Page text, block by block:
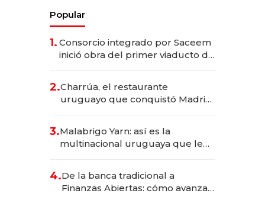
Popular
1. Consorcio integrado por Saceem
inició obra del primer viaducto de
millones
2.Charrúa, el restaurante
uruguayo que conquistó Madrid:
anticipación y prepara apertura
3.Malabrigo Yarn: así es la
multinacional uruguaya que le
4.De la banca tradicional a
Finanzas Abiertas: cómo avanza